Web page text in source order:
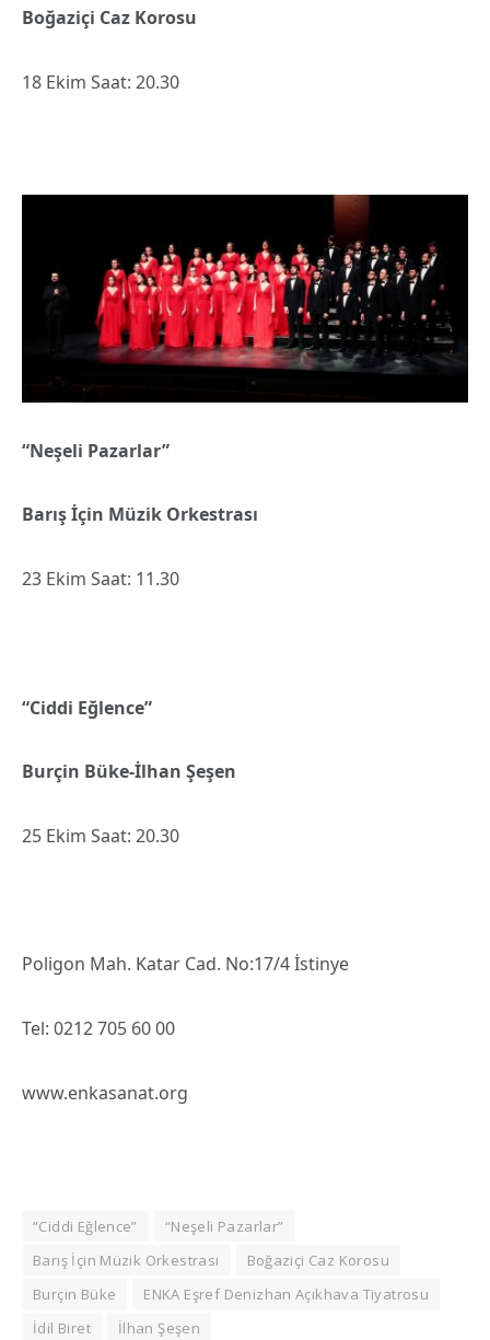
Boğaziçi Caz Korosu
18 Ekim Saat: 20.30
“Neşeli Pazarlar”
Barış İçin Müzik Orkestrası
23 Ekim Saat: 11.30
“Ciddi Eğlence”
Burçin Büke-İlhan Şeşen
25 Ekim Saat: 20.30
Poligon Mah. Katar Cad. No:17/4 İstinye
Tel: 0212 705 60 00
www.enkasanat.org
“Ciddi Eğlence”
“Neşeli Pazarlar”
Barış İçin Müzik Orkestrası
Boğaziçi Caz Korosu
Burçin Büke
ENKA Eşref Denizhan Açıkhava Tiyatrosu
İdil Biret
İlhan Şeşen